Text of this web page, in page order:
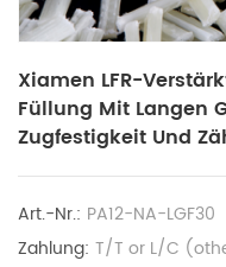
Xiamen LFR-
Füllung Mit Langen
Zugfestigkeit Und
Art.-Nr.: PA12-NA-LGF30
Zahlung: T/T or L/C